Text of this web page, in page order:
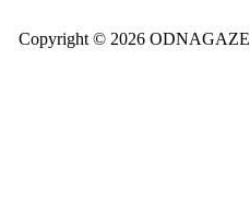
Copyright © 2026